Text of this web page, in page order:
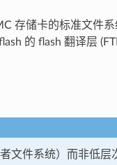
存储卡的标准文件系
的 flash 翻译层
文件系统）而非低层